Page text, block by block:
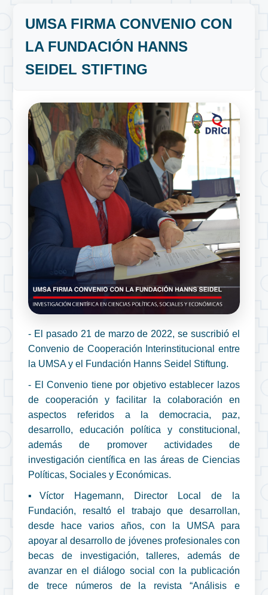
UMSA FIRMA CONVENIO CON
LA FUNDACIÓN HANNS
SEIDEL STIFTING
- El pasado 21 de marzo de 2022, se suscribió el
Convenio de Cooperación Interinstitucional entre
la UMSA y el Fundación Hanns Seidel Stiftung.
- El Convenio tiene por objetivo establecer lazos
de cooperación y facilitar la colaboración en
aspectos referidos a la democracia, paz,
desarrollo, educación política y constitucional,
además de promover actividades de
investigación científica en las áreas de Ciencias
Políticas, Sociales y Económicas.
▪️Víctor Hagemann, Director Local de la
Fundación, resaltó el trabajo que desarrollan,
desde hace varios años, con la UMSA para
apoyar al desarrollo de jóvenes profesionales con
becas de investigación, talleres, además de
avanzar en el diálogo social con la publicación
de trece números de la revista “Análisis e